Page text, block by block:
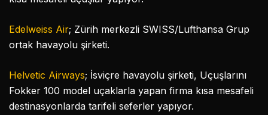
Edelweiss Air; Zürih merkezli SWISS/Lufthansa Grup
ortak havayolu şirketi.
Helvetic Airways; İsviçre havayolu şirketi, Uçuşlarını
Fokker 100 model uçaklarla yapan firma kısa mesafeli
destinasyonlarda tarifeli seferler yapıyor.